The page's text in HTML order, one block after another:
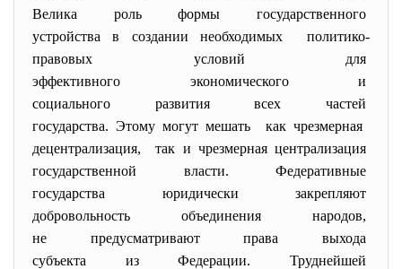
Велика роль формы государственного
устройства в созданиинеобходимых политико-
правовых условий для
эффективного экономического и
социального развития всех частей
государства. Этому могутмешать как чрезмерная
децентрализация, так и чрезмерная централизация
государственной власти. Федеративные
государства юридически закрепляют
добровольность объединения народов,
не предусматривают права выхода
субъекта из Федерации. Труднейшей